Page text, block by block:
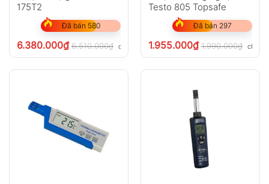
175T2
Đã bán 580
6.380.000₫ 6.510.000₫ chưa VAT 8%
Testo 805 Topsafe
Đã bán 297
1.955.000₫ 1.990.000₫ chưa